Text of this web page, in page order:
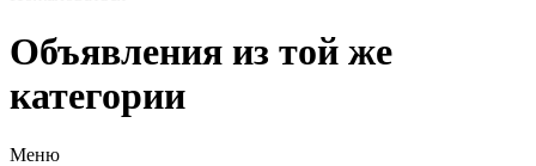
Объявления из той же
категории
Меню